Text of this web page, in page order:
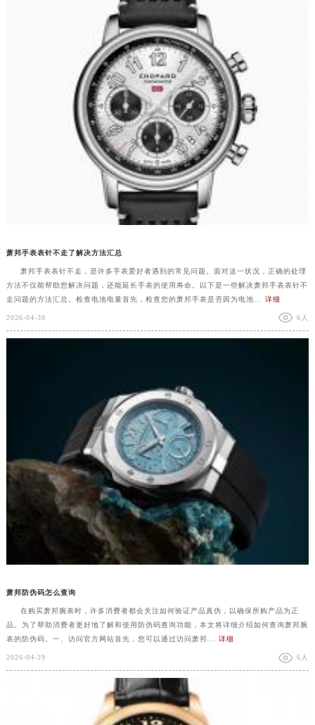
萧邦手表表针不走了解决方法汇总
萧邦手表表针不走，是许多手表爱好者遇到的常见问题。面对这一状况，正确的处理
方法不仅能帮助您解决问题，还能延长手表的使用寿命。以下是一些解决萧邦手表表针不
走问题的方法汇总。检查电池电量首先，检查您的萧邦手表是否因为电池... 详细
2026-04-30 6人
萧邦防伪码怎么查询
在购买萧邦腕表时，许多消费者都会关注如何验证产品真伪，以确保所购产品为正
品。为了帮助消费者更好地了解和使用防伪码查询功能，本文将详细介绍如何查询萧邦腕
表的防伪码。一、访问官方网站首先，您可以通过访问萧邦... 详细
2026-04-29 6人